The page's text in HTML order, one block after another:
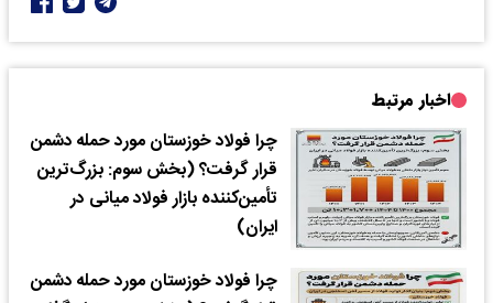
اخبار مرتبط
چرا فولاد خوزستان مورد حمله دشمن
قرار گرفت؟ (بخش سوم: بزرگ‌ترین
تأمین‌کننده بازار فولاد میانی در
ایران)
چرا فولاد خوزستان مورد حمله دشمن